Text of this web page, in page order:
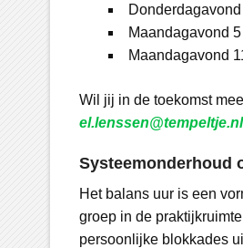
Maandagavond
Maandagavond
Wil jij in de toekomst
el.lenssen@tempeltje.nl
Systeemonderhoud
Het balans uur is een
groep in de
persoonlijke blokkades